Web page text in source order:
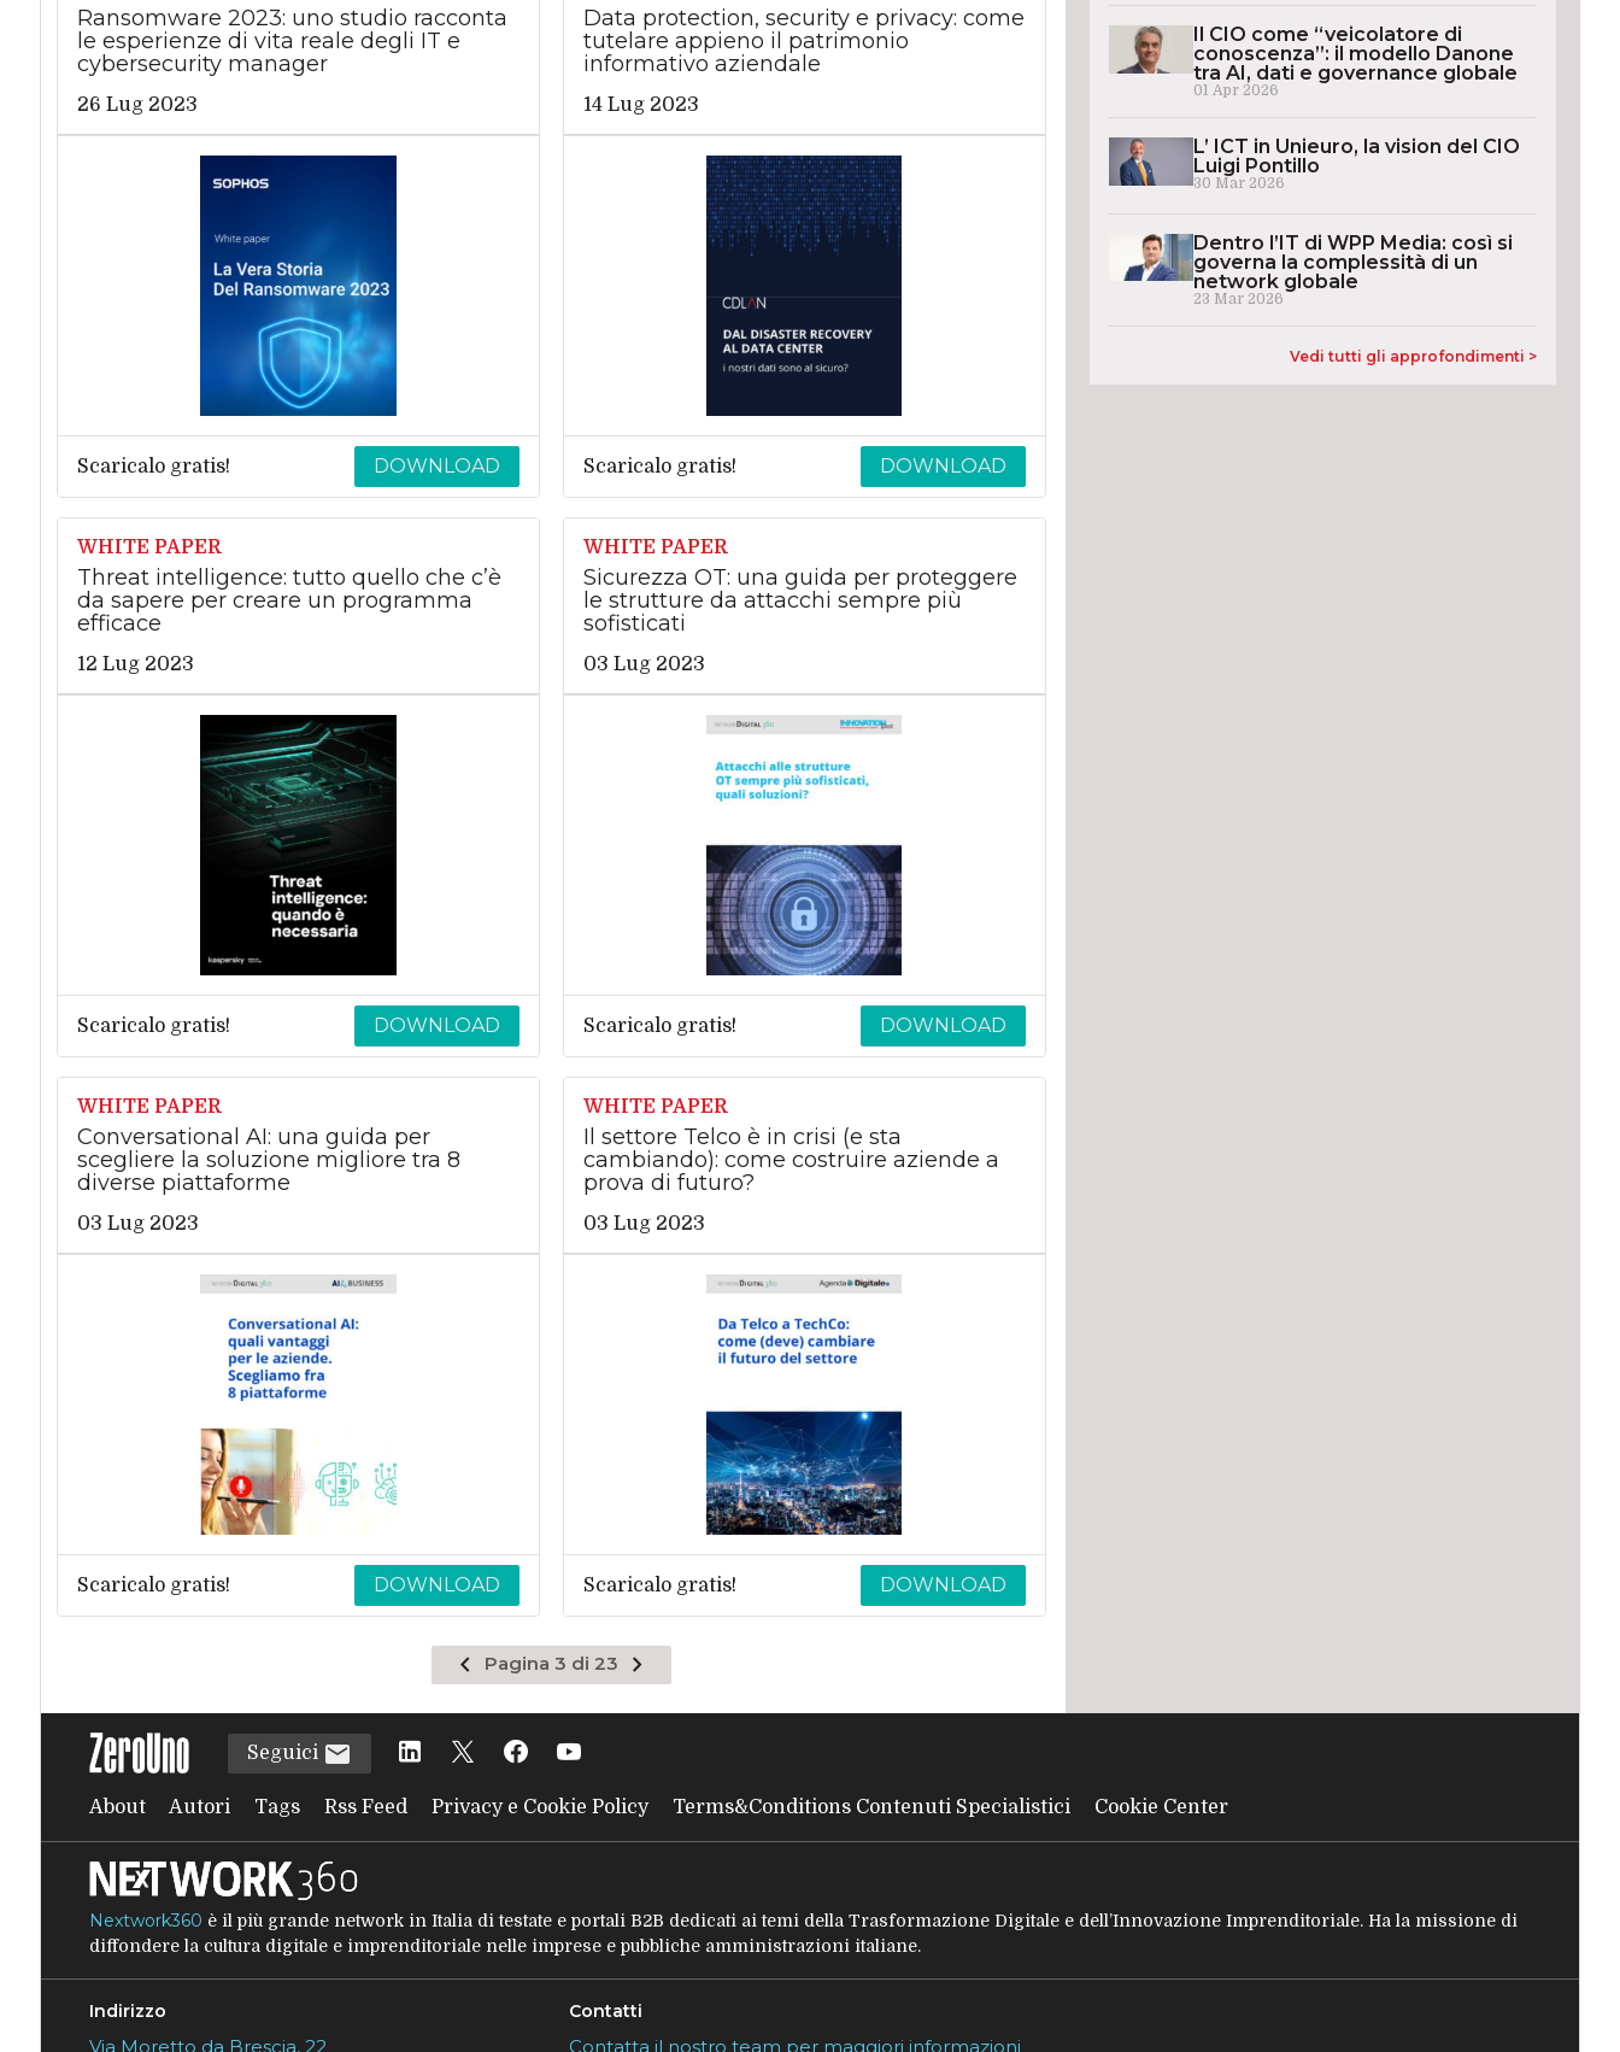
Ransomware 2023: uno studio racconta
le esperienze di vita reale degli IT e
cybersecurity manager
26 Lug 2023
Scaricalo gratis! DOWNLOAD
Data protection, security e privacy: come
tutelare appieno il patrimonio
informativo aziendale
14 Lug 2023
Scaricalo gratis! DOWNLOAD
WHITE PAPER
Threat intelligence: tutto quello che c’è
da sapere per creare un programma
efficace
12 Lug 2023
Scaricalo gratis! DOWNLOAD
WHITE PAPER
Sicurezza OT: una guida per proteggere
le strutture da attacchi sempre più
sofisticati
03 Lug 2023
Scaricalo gratis! DOWNLOAD
WHITE PAPER
Conversational AI: una guida per
scegliere la soluzione migliore tra 8
diverse piattaforme
03 Lug 2023
Scaricalo gratis! DOWNLOAD
WHITE PAPER
Il settore Telco è in crisi (e sta
cambiando): come costruire aziende a
prova di futuro?
03 Lug 2023
Scaricalo gratis! DOWNLOAD
Pagina
precedente
Pagina 3 di 23
Pagina
successiva
Il CIO come “veicolatore di
conoscenza”: il modello Danone
tra AI, dati e governance globale
01 Apr 2026
L’ ICT in Unieuro, la vision del CIO
Luigi Pontillo
30 Mar 2026
Dentro l’IT di WPP Media: così si
governa la complessità di un
network globale
23 Mar 2026
Vedi tutti gli approfondimenti >
Seguici
About Autori Tags Rss Feed Privacy e Cookie Policy Terms&Conditions Contenuti Specialistici Cookie Center
Nextwork360 è il più grande network in Italia di testate e portali B2B dedicati ai temi della Trasformazione Digitale e dell’Innovazione Imprenditoriale. Ha la missione di
diffondere la cultura digitale e imprenditoriale nelle imprese e pubbliche amministrazioni italiane.
Indirizzo
Via Moretto da Brescia, 22
Contatti
Contatta il nostro team per maggiori informazioni